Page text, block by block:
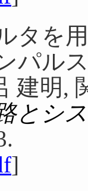
タを
パル
建明,
とシ
]